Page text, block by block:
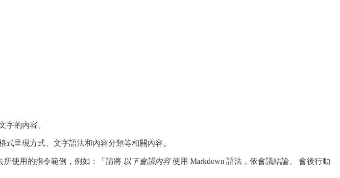
字的內容。
式呈現方式、文字語法和內容分類等相關內容。
所使用的指令範例，例如：「請將 以下會議內容使用 Markdown 語法，依會議結論、 會後行動